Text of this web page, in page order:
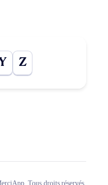
Z
Tous droits réservés.